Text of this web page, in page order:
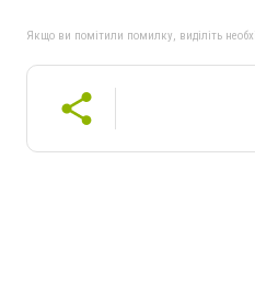
Якщо ви помітили помилку, виділіть